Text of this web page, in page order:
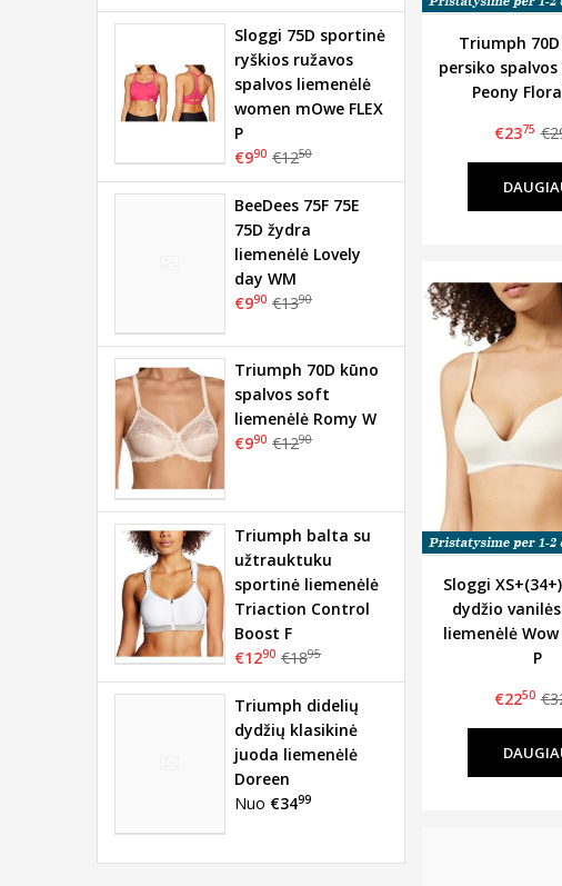
Triumph
persiko
Peony
€2375
Sloggi
dydžio
liemenėlė
P
€2250
Sloggi 75D sportinė
ryškios ružavos
spalvos liemenėlė
women mOwe FLEX
P
€990 €1250
BeeDees 75F 75E
75D žydra
liemenėlė Lovely
day WM
€990 €1390
Triumph 70D kūno
spalvos soft
liemenėlė Romy W
€990 €1290
Triumph balta su
užtrauktuku
sportinė liemenėlė
Triaction Control
Boost F
€1290 €1895
Triumph didelių
dydžių klasikinė
juoda liemenėlė
Doreen
Nuo €3499